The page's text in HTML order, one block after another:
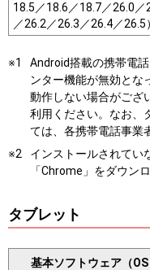
18.5／18.6／18.7／26.0／
／26.2／26.3／26.4／26.5
Android搭載の携帯電
ンター機能が無効とな
動作しない場合がござ
利用ください。なお、
ては、各携帯電話事業
インストールされてい
「Chrome」をダウン
タブレット
基本ソフトウェア（OS